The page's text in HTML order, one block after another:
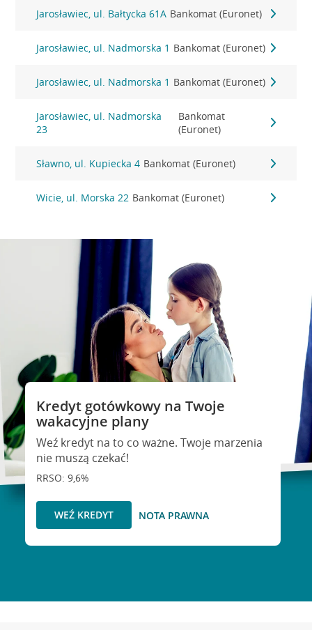
Jarosławiec, ul. Bałtycka 61A Bankomat (Euronet)
Jarosławiec, ul. Nadmorska 1 Bankomat (Euronet)
Jarosławiec, ul. Nadmorska 1 Bankomat (Euronet)
Jarosławiec, ul. Nadmorska
23
Bankomat
(Euronet)
Sławno, ul. Kupiecka 4 Bankomat (Euronet)
Wicie, ul. Morska 22 Bankomat (Euronet)
Kredyt gotówkowy na Twoje
wakacyjne plany
Weź kredyt na to co ważne. Twoje marzenia
nie muszą czekać!
RRSO: 9,6%
WEŹ KREDYT NOTA PRAWNA